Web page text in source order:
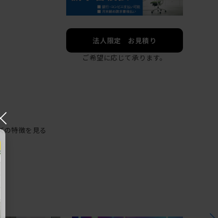
法人限定 お見積り
ご希望に応じて承ります。
の特徴を見る